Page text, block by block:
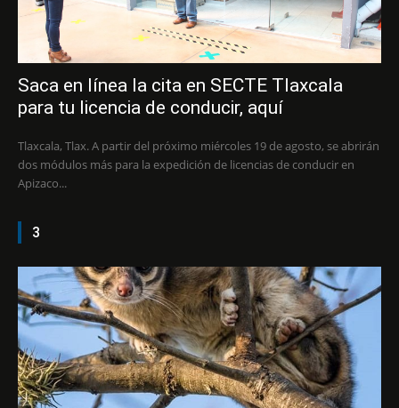
Saca en línea la cita en SECTE Tlaxcala
para tu licencia de conducir, aquí
Tlaxcala, Tlax. A partir del próximo miércoles 19 de agosto, se abrirán
dos módulos más para la expedición de licencias de conducir en
Apizaco...
3